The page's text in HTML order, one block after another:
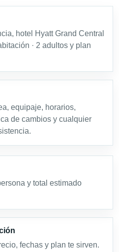
hotel Hyatt Grand Central
· 2 adultos y plan
equipaje, horarios,
de cambios y cualquier
y total estimado
fechas y plan te sirven.